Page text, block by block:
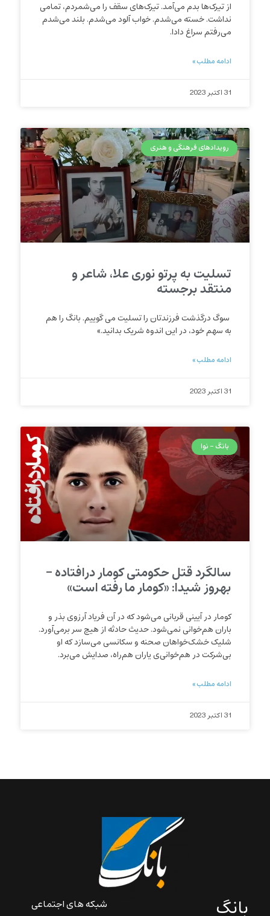
از تیرک‌ها بدم می‌آمد. تیرک‌های سقف را می‌شمردم، تمامی
نداشت. خسته می‌شدم. خواب آلود می‌شدم. بلند می‌شدم
می‌رفتم سراغ دادا.
ادامه مطلب »
31 اکتبر 2023
رویدادهای فرهنگی و هنری
تسلیت به پرتو نوری علا، شاعر و
منتقد برجسته
سوگ درگذشت فرزندتان را تسلیت می گوییم. بانگ را هم
به سهم خود، در این اندوه شریک بدانید.»
ادامه مطلب »
31 اکتبر 2023
بانگ - نوا
سالگرد قتل حکومتی کومار درافتاده –
بهروز شیدا: «کومار ما رفته است»
کومار در آیینی قربانی می‌شود که در آن فریاد آرزوی بذر و
باران هم‌خوانی نمی‌شود. حدیث حادثه از هیچ سر برمی‌آورد.
شلیک خشک‌خواهان صحنه و سکانسی می‌سازد که او
بی‌شرکت در هم‌خوانی‌ی‌ یاران هم‌‌راه، صدایش می‌برد.
ادامه مطلب »
31 اکتبر 2023
بانگ شبکه های اجتماعی